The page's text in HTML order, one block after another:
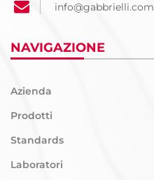
info@gabbrielli.com
NAVIGAZIONE
Azienda
Prodotti
Standards
Laboratori